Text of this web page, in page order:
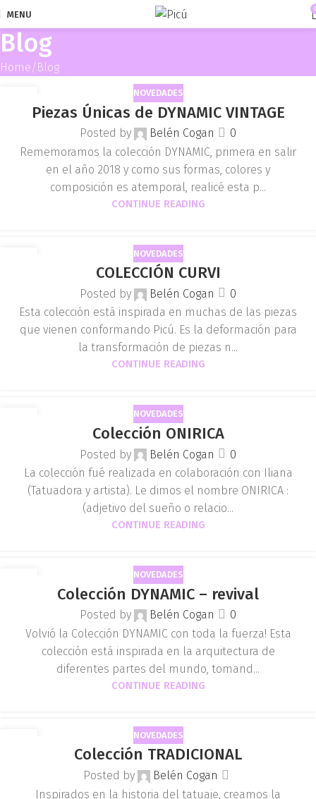
MENU
0
Blog
Home Blog
NOVEDADES
Piezas Únicas de DYNAMIC VINTAGE
Posted by Belén Cogan
0
Rememoramos la colección DYNAMIC, primera en salir
en el año 2018 y como sus formas, colores y
composición es atemporal, realicé esta p...
CONTINUE READING
NOVEDADES
COLECCIÓN CURVI
Posted by Belén Cogan
0
Esta colección está inspirada en muchas de las piezas
que vienen conformando Picú. Es la deformación para
la transformación de piezas n...
CONTINUE READING
NOVEDADES
Colección ONIRICA
Posted by Belén Cogan
0
La colección fué realizada en colaboración con Iliana
(Tatuadora y artista). Le dimos el nombre ONIRICA :
(adjetivo del sueño o relacio...
CONTINUE READING
NOVEDADES
Colección DYNAMIC – revival
Posted by Belén Cogan
0
Volvió la Colección DYNAMIC con toda la fuerza! Esta
colección está inspirada en la arquitectura de
diferentes partes del mundo, tomand...
CONTINUE READING
NOVEDADES
Colección TRADICIONAL
Posted by
Belén Cogan
Inspirados en la historia del tatuaje, creamos la